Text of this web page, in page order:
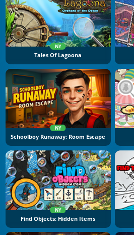
NY
Tales Of Lagoona
NY
Schoolboy Runaway: Room Escape
NY
Find Objects: Hidden Items